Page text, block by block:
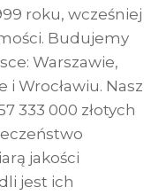
roku, wcześniej
Budujemy
Warszawie,
i Wrocławiu. Nasz
333 000 złotych
jakości
jest ich